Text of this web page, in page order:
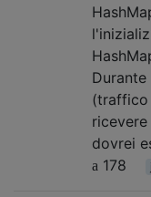
(traffico
dovrei
178